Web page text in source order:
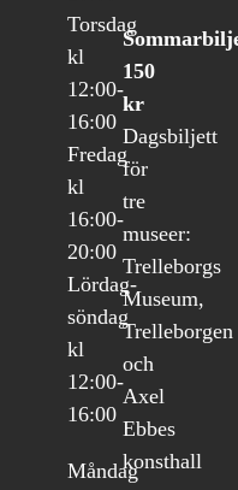
Torsdag
kl
12:00-
16:00
Fredag
kl
16:00-
20:00
Lördag-
söndag
kl
12:00-
16:00
Måndag
150
kr
Dagsbiljett
för
tre
museer:
Trelleborgs
Museum,
Trelleborgen
och
Axel
Ebbes
konsthall